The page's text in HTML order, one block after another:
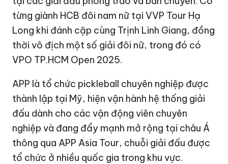
từng giành HCB đôi nam nữ tại VVP Tour Hạ
Long khi đánh cặp cùng Trịnh Linh Giang, đồng
thời vô địch một số giải đôi nữ, trong đó có
VPO TP.HCM Open 2025.
APP là tổ chức pickleball chuyên nghiệp được
thành lập tại Mỹ, hiện vận hành hệ thống giải
đấu dành cho các vận động viên chuyên
nghiệp và đang đẩy mạnh mở rộng tại châu Á
thông qua APP Asia Tour, chuỗi giải đấu được
tổ chức ở nhiều quốc gia trong khu vực.